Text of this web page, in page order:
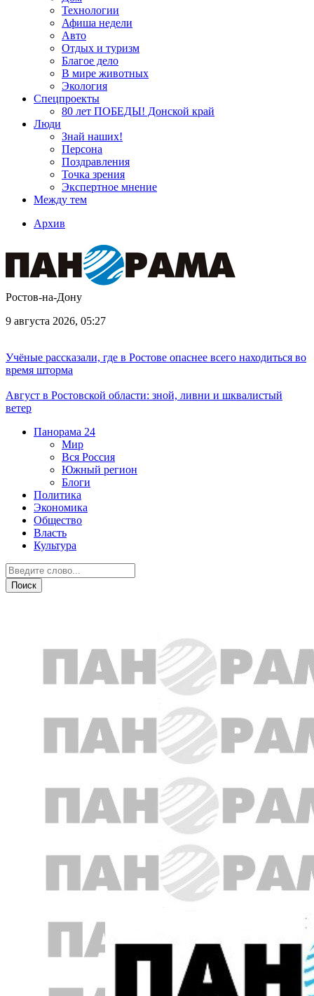
Технологии
Афиша недели
Авто
Отдых и туризм
Благое дело
В мире животных
Экология
Спецпроекты
80 лет ПОБЕДЫ! Донской край
Люди
Знай наших!
Персона
Поздравления
Точка зрения
Экспертное мнение
Между тем
Архив
Ростов-на-Дону
9 августа 2026, 05:27
Учёные рассказали, где в Ростове опаснее всего находиться во
время шторма
Август в Ростовской области: зной, ливни и шквалистый
ветер
Панорама 24
Мир
Вся Россия
Южный регион
Блоги
Политика
Экономика
Общество
Власть
Культура